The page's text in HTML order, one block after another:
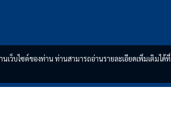
เว็บไซต์ของท่าน ท่านสามารถอ่านรายละเอียดเพิ่มเติมได้ที่